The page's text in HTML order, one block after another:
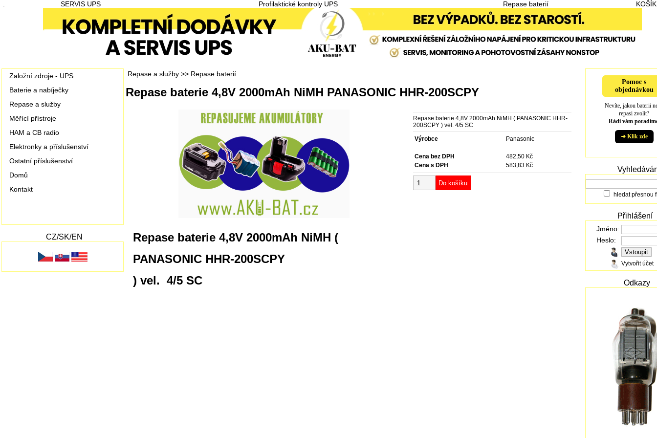
SERVIS UPS Profilaktické kontroly UPS Repase baterií KOŠÍK
Založní zdroje - UPS
Baterie a nabíječky
Repase a služby
Měřící přístroje
HAM a CB radio
Elektronky a příslušenství
Ostatní příslušenství
Domů
Kontakt
CZ/SK/EN
Repase a služby>> Repase baterií
Repase baterie 4,8V 2000mAh NiMH PANASONIC HHR-200SCPY
Repase baterie 4,8V 2000mAh NiMH ( PANASONIC HHR-
200SCPY ) vel. 4/5 SC
Výrobce
Panasonic
Cena bez DPH
482,50 Kč
Cena s DPH
583,83 Kč
Do košíku
Repase baterie 4,8V 2000mAh NiMH (
PANASONIC HHR-200SCPY
) vel. 4/5 SC
Pomoc s
objednávkou
Nevíte, jakou baterii
repasi zvolit?
Rádi vám
➜ Klik zde
hledat přesnou
Přihlášení
Jméno:
Heslo:
Vytvořit účet
Odkazy